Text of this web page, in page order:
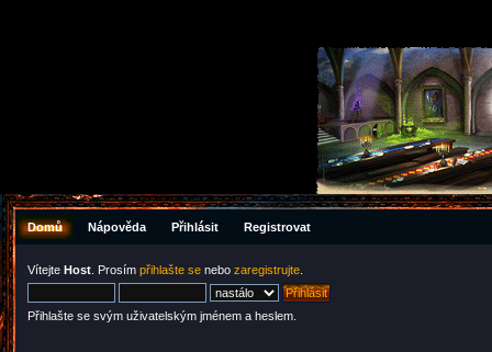
Domů Nápověda Přihlásit Registrovat
Vítejte Host . Prosím přihlašte se nebo zaregistrujte
Přihlašte se svým uživatelským jménem a heslem.